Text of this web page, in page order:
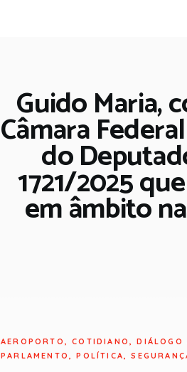
Guido Maria,
Câmara
do
1721/2025
em âmbito
AEROPORTO ,COTIDIANO,DIÁLOGO
PARLAMENTO ,POLÍTICA,